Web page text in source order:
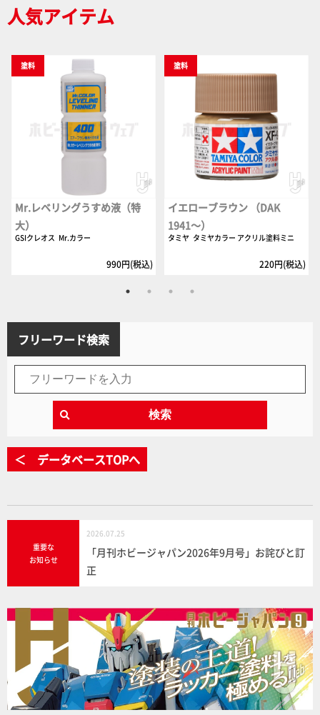
人気アイテム
塗料
Mr.レベリングうすめ液（特
大）
GSIクレオス Mr.カラー
990円(税込)
塗料
イエローブラウン （DAK
1941～）
タミヤ タミヤカラー アクリル塗料ミニ
220円(税込)
フリーワード検索
検索
＜ データベースTOPへ
重要な
お知らせ
2026.07.25
「月刊ホビージャパン2026年9月号」お詫びと訂
正